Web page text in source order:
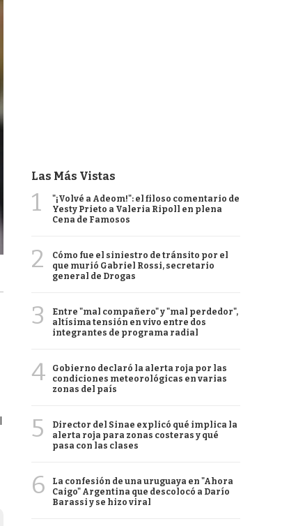
Las Más Vistas
1
"¡Volvé a Adeom!": el filoso comentario de
Yesty Prieto a Valeria Ripoll en plena
Cena de Famosos
2
Cómo fue el siniestro de tránsito por el
que murió Gabriel Rossi, secretario
general de Drogas
3
Entre "mal compañero" y "mal perdedor",
altísima tensión en vivo entre dos
integrantes de programa radial
4
Gobierno declaró la alerta roja por las
condiciones meteorológicas en varias
zonas del país
5
Director del Sinae explicó qué implica la
alerta roja para zonas costeras y qué
pasa con las clases
6
La confesión de una uruguaya en "Ahora
Caigo" Argentina que descolocó a Darío
Barassi y se hizo viral